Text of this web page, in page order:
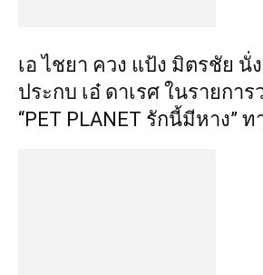
เอ ไชยา ควง แป้ง มิตรชัย นั่
ประกบ เอ๋ ดาเรศ ในรายกา
“PET PLANET รักนี้มีหาง” ท